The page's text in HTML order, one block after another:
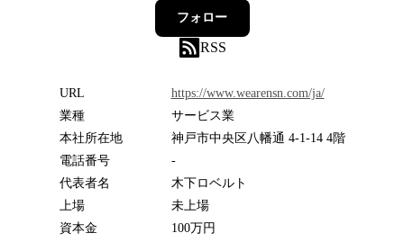
フォロー
RSS
URL
https://www.wearensn.com/ja/
業種
サービス業
本社所在地
神戸市中央区八幡通 4-1-14 4階
電話番号
-
代表者名
木下ロベルト
上場
未上場
資本金
100万円